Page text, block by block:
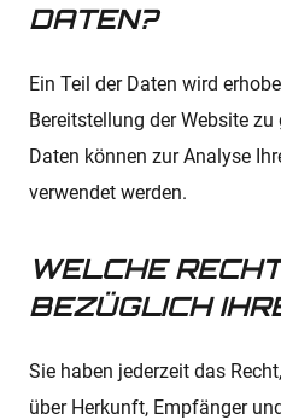
DATEN?
Ein Teil der Daten wird
Bereitstellung der Website
Daten können zur Analyse
verwendet werden.
WELCHE
BEZÜGLICH
Sie haben jederzeit das
über Herkunft, Empfänger